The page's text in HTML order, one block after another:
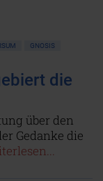
GNOSIS
die
über den
Gedanke die